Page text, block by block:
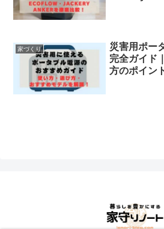
家づくり
災害用ポー
完全ガイド
方のポイン